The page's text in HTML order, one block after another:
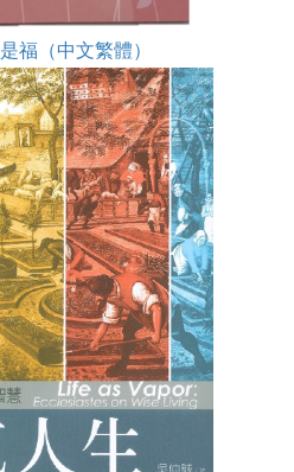
福（中文繁體）